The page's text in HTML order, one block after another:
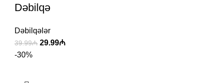
Dəbilqə
Dəbilqələr
39.99₼ 29.99₼
-30%